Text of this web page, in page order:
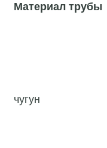
Материал трубы
чугун